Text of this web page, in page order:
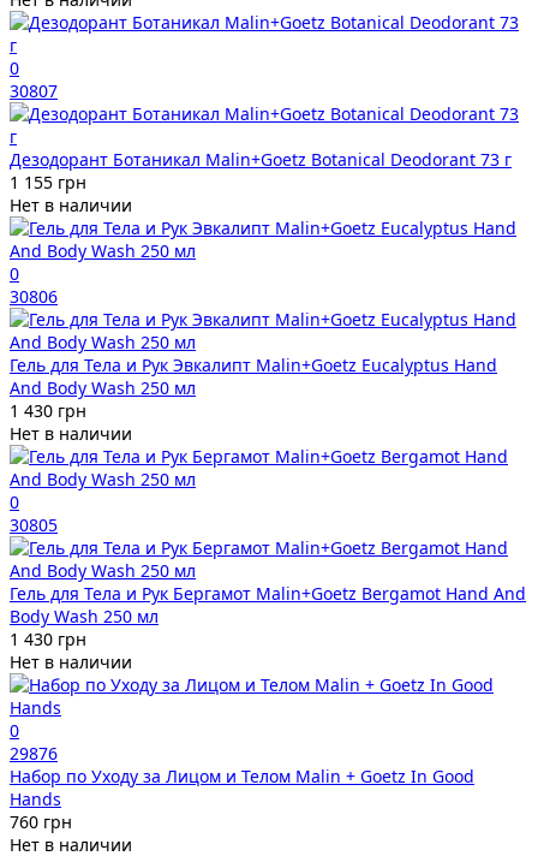
0
30807
Дезодорант Ботаникал Malin+Goetz Botanical Deodorant 73 г
1 155 грн
Нет в наличии
0
30806
Гель для Тела и Рук Эвкалипт Malin+Goetz Eucalyptus Hand
And Body Wash 250 мл
1 430 грн
Нет в наличии
0
30805
Гель для Тела и Рук Бергамот Malin+Goetz Bergamot Hand And
Body Wash 250 мл
1 430 грн
Нет в наличии
0
29876
Набор по Уходу за Лицом и Телом Malin + Goetz In Good
Hands
760 грн
Нет в наличии